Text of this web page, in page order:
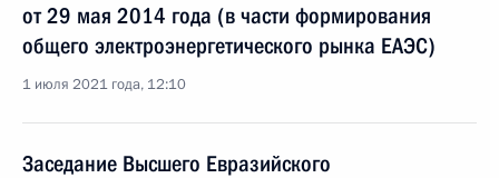
от 29 мая 2014 года (в части формирования
общего электроэнергетического рынка ЕАЭС)
1 июля 2021 года, 12:10
Заседание Высшего Евразийского